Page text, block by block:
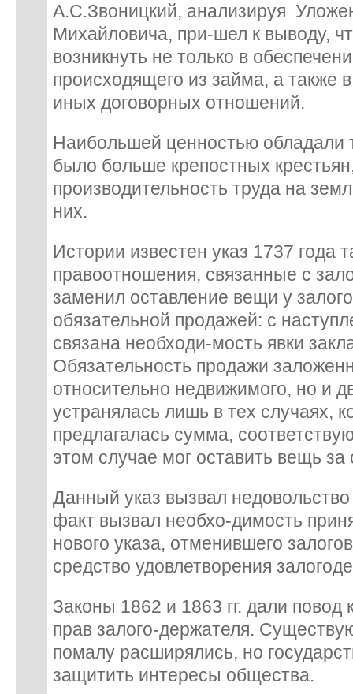
А.С.Звоницкий, анализируя
Михайловича, при-шел к выводу,
возникнуть не только в
происходящего из займа, а также
иных договорных отношений.
Наибольшей ценностью обладали
было больше крепостных
производительность труда на
них.
Истории известен указ 1737 года
правоотношения, связанные с
заменил оставление вещи у
обязательной продажей: с
связана необходи-мость явки
Обязательность продажи
относительно недвижимого, но и
устранялась лишь в тех случаях,
предлагалась сумма,
этом случае мог оставить вещь за
Данный указ вызвал
факт вызвал необхо-димость
нового указа, отменившего
средство удовлетворения
Законы 1862 и 1863 гг. дали
прав залого-держателя.
помалу расширялись, но
защитить интересы общества.